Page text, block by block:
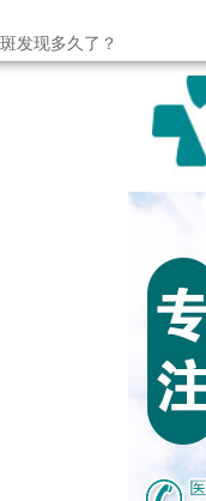
发现多久了？